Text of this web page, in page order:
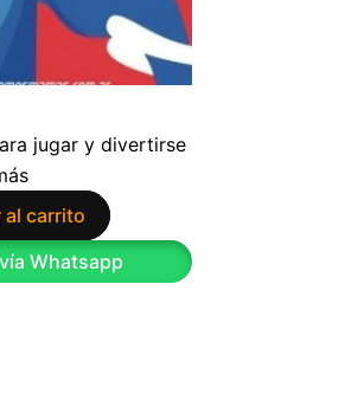
jugar y divertirse
al carrito
Whatsapp